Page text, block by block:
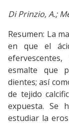
Di Prinzio, A.;
Resumen: La
en que el
esmalte que
dientes; así
de tejido
expuesta. Se
estudiar la